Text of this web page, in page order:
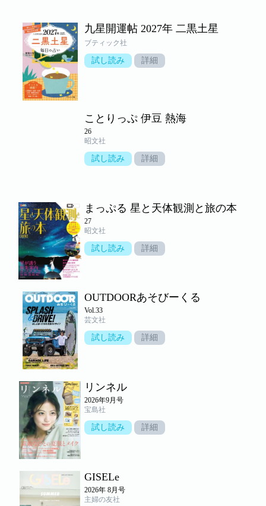
九星開運帖 2027年 二黒土星
ブティック社
試し読み 詳細
ことりっぷ 伊豆 熱海
26
昭文社
試し読み 詳細
まっぷる 星と天体観測と旅の本
27
昭文社
試し読み 詳細
OUTDOORあそびーくる
Vol.33
芸文社
試し読み 詳細
リンネル
2026年9月号
宝島社
試し読み 詳細
GISELe
2026年 8月号
主婦の友社